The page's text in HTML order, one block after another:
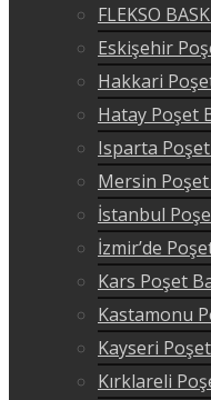
FLEKSO
Eskişehir
Hakkari
Hatay Poşet
Isparta Poşet
Mersin Poşet
İstanbul
İzmir’de
Kars Poşet
Kastamonu
Kayseri
Kırklareli